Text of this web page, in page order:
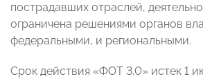
пострадавших отраслей,
ограничена решениями органов
федеральными, и региональными.
Срок действия «ФОТ 3.0» истек 1